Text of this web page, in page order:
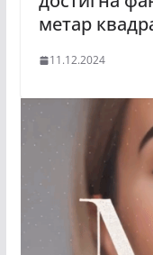
метар
11.12.2024